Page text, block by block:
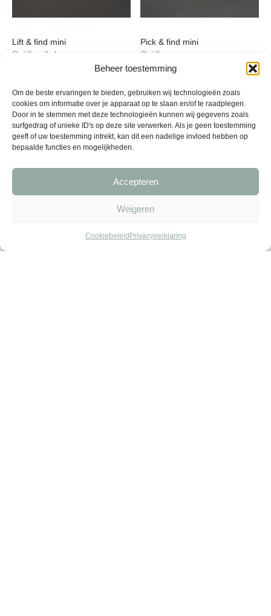
Beheer toestemming
Om de beste ervaringen te bieden, gebruiken wij technologieën zoals
cookies om informatie over je apparaat op te slaan en/of te raadplegen.
Door in te stemmen met deze technologieën kunnen wij gegevens zoals
surfgedrag of unieke ID's op deze site verwerken. Als je geen toestemming
geeft of uw toestemming intrekt, kan dit een nadelige invloed hebben op
bepaalde functies en mogelijkheden.
Accepteren
Weigeren
Cookiebeleid Privacyverklaring
Lift & find mini
Optillen & duwen
Pick & find mini
Optillen
10,00